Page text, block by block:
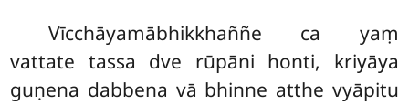
Vīcchāyamābhikkhaññe ca yaṃ
vattate tassa dve rūpāni honti, kriyāya
guṇena dabbena vā bhinne atthe vyāpitu